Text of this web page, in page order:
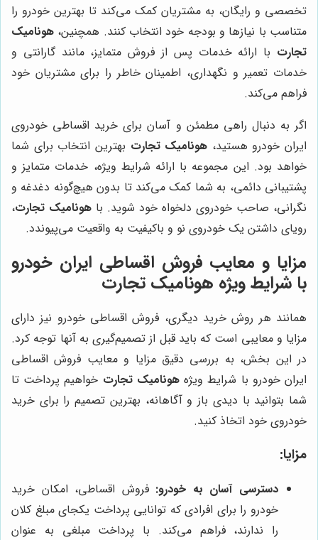
تخصصی و رایگان، به مشتریان کمک می‌کند تا بهترین خودرو را
متناسب با نیازها و بودجه خود انتخاب کنند. همچنین، هونامیک
تجارت با ارائه خدمات پس از فروش متمایز، مانند گارانتی و
خدمات تعمیر و نگهداری، اطمینان خاطر را برای مشتریان خود
فراهم می‌کند.
اگر به دنبال راهی مطمئن و آسان برای خرید اقساطی خودروی
ایران خودرو هستید، هونامیک تجارت بهترین انتخاب برای شما
خواهد بود. این مجموعه با ارائه شرایط ویژه، خدمات متمایز و
پشتیبانی دائمی، به شما کمک می‌کند تا بدون هیچ‌گونه دغدغه و
نگرانی، صاحب خودروی دلخواه خود شوید. با هونامیک تجارت،
رویای داشتن یک خودروی نو و باکیفیت به واقعیت می‌پیوندد.
مزایا و معایب فروش اقساطی ایران خودرو
با شرایط ویژه هونامیک تجارت
همانند هر روش خرید دیگری، فروش اقساطی خودرو نیز دارای
مزایا و معایبی است که باید قبل از تصمیم‌گیری به آنها توجه کرد.
در این بخش، به بررسی دقیق مزایا و معایب فروش اقساطی
ایران خودرو با شرایط ویژههونامیک تجارت خواهیم پرداخت تا
شما بتوانید با دیدی باز و آگاهانه، بهترین تصمیم را برای خرید
خودروی خود اتخاذ کنید.
مزایا:
دسترسی آسان به خودرو: فروش اقساطی، امکان خرید
خودرو را برای افرادی که توانایی پرداخت یکجای مبلغ کلان
را ندارند، فراهم می‌کند. با پرداخت مبلغی به عنوان